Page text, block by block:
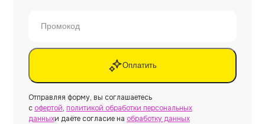
Оплатить
Отправляя форму, вы соглашаетесь
с офертой, политикой обработки персональных
данныхи даёте согласие на обработку данных